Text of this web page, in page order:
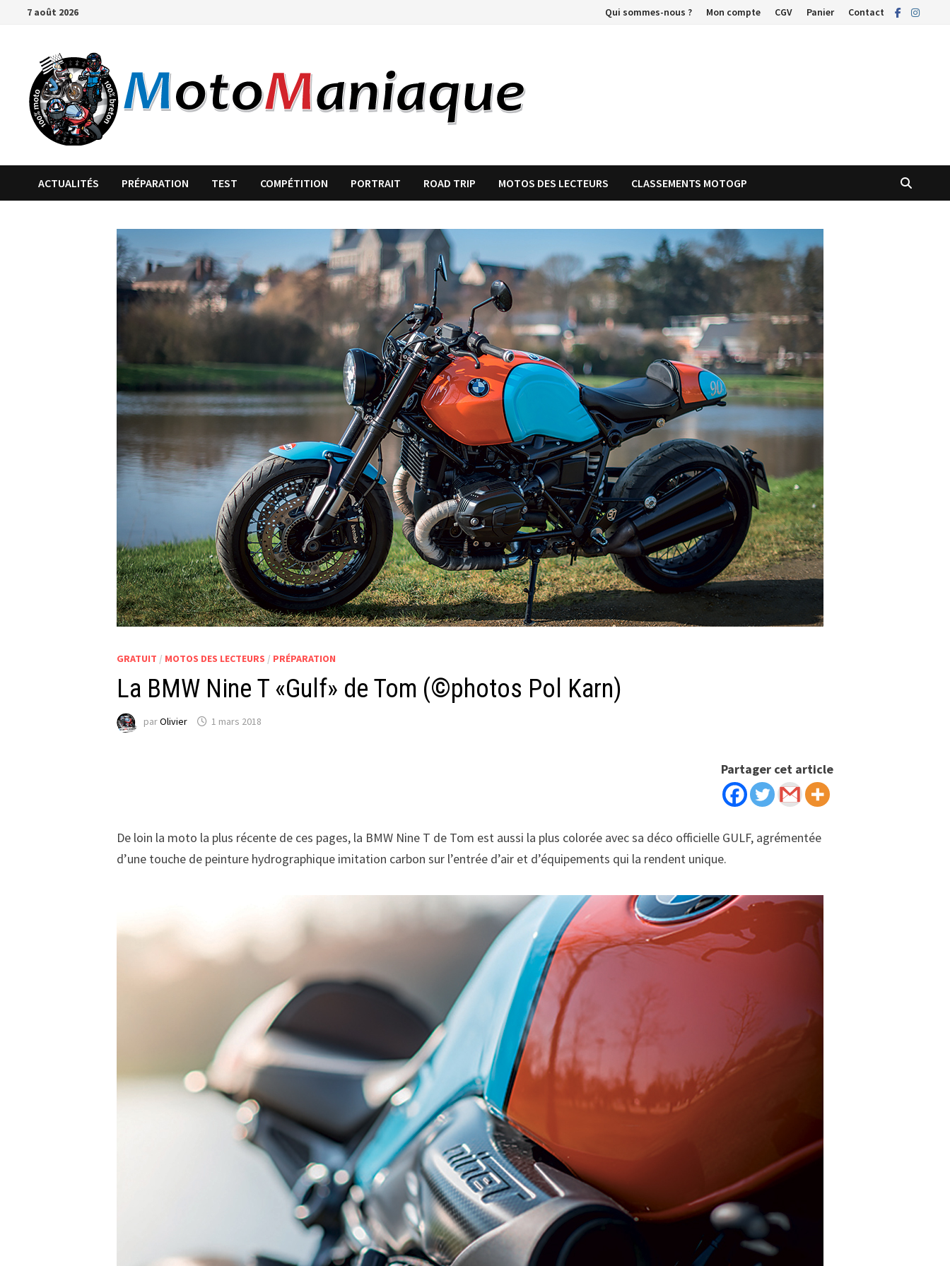
Passer7 août 2026 Qui sommes-nous ? Mon compte CGV Panier Contact
ACTUALITÉS PRÉPARATION TEST COMPÉTITION PORTRAIT ROAD TRIP MOTOS DES LECTEURS CLASSEMENTS MOTOGP
GRATUIT / MOTOS DES LECTEURS / PRÉPARATION
La BMW Nine T «Gulf» de Tom (©photos Pol Karn)
parOlivier 1 mars 2018
Partager cet article
De loin la moto la plus récente de ces pages, la BMW Nine T de Tom est aussi la plus colorée avec sa déco officielle GULF, agrémentée
d’une touche de peinture hydrographique imitation carbon sur l’entrée d’air et d’équipements qui la rendent unique.